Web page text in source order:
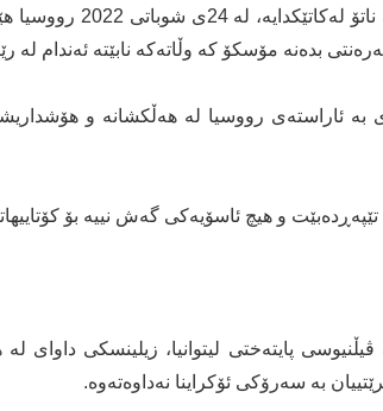
لەسەر درا. پەیوەندیکردنی
بدەنە مۆسکۆ کە وڵاتەکە نابێتە ئەندام لە
بە ئاراستەی رووسیا لە هەڵکشانە و
پایتەختی لیتوانیا، زیلینسکی داوای لە
بە سەرۆکی ئۆکراینا نەداوەتەوە.